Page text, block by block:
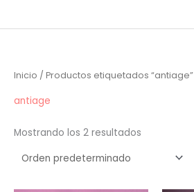
al
Inicio / Productos etiquetados “antiage”
antiage
Mostrando los 2 resultados